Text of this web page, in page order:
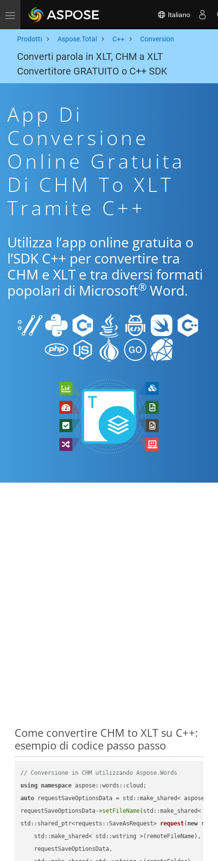
Toggle navigation Italiano
Prodotti Aspose.Total C++ Conversion
Converti parola in XLT, CHM a XLT
Convertitore GRATUITO o C++ SDK
App Di
Conversione
Online Gratuita
Di CHM To XLT
Tramite C++
Utilizza l’app online gratuita o
l’SDK C++ per convertire tra
CHM e XLT e tra diversi formati
popolari di Microsoft® Word.
Come convertire CHM to XLT su C++:
esempio di codice passo passo
// Conversione in CHM utilizzando Aspose.Words
using namespace
auto requestSaveOptionsData = std::make_shared<
requestSaveOptionsData->setFileName(std::make_shared<
std::shared_ptr<requests::SaveAsRequest> request( new
    std::make_shared< std::wstring >(remoteFileName),
    requestSaveOptionsData,